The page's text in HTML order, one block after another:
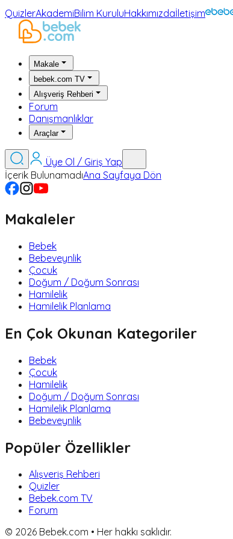
QuizlerAkademiBilim KuruluHakkımızdaİletişim
Makale
bebek.com TV
Alışveriş Rehberi
Forum
Danışmanlıklar
Araçlar
Üye Ol / Giriş Yap
İçerik BulunamadıAna Sayfaya Dön
Makaleler
Bebek
Bebeveynlik
Çocuk
Doğum / Doğum Sonrası
Hamilelik
Hamilelik Planlama
En Çok Okunan Kategoriler
Bebek
Çocuk
Hamilelik
Doğum / Doğum Sonrası
Hamilelik Planlama
Bebeveynlik
Popüler Özellikler
Alışveriş Rehberi
Quizler
Bebek.com TV
Forum
© 2026 Bebek.com • Her hakkı saklıdır.